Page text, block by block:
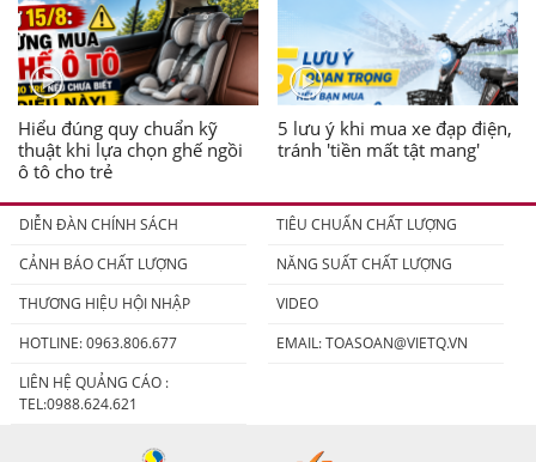
Hiểu đúng quy chuẩn kỹ
thuật khi lựa chọn ghế ngồi
ô tô cho trẻ
5 lưu ý khi mua xe đạp điện,
tránh 'tiền mất tật mang'
DIỄN ĐÀN CHÍNH SÁCH
TIÊU CHUẨN CHẤT LƯỢNG
CẢNH BÁO CHẤT LƯỢNG
NĂNG SUẤT CHẤT LƯỢNG
THƯƠNG HIỆU HỘI NHẬP
VIDEO
HOTLINE: 0963.806.677
EMAIL:TOASOAN@VIETQ.VN
LIÊN HỆ QUẢNG CÁO :
TEL:0988.624.621